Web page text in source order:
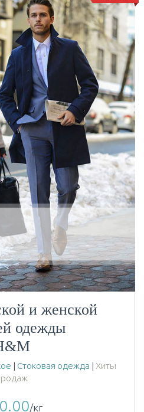
и женской
одежды
| Стоковая одежда | Хиты
/кг